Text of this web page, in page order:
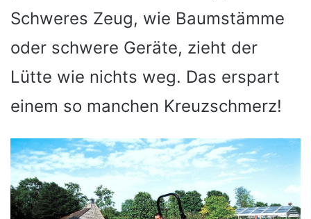
Schweres Zeug, wie Baumstämme
oder schwere Geräte, zieht der
Lütte wie nichts weg. Das erspart
einem so manchen Kreuzschmerz!